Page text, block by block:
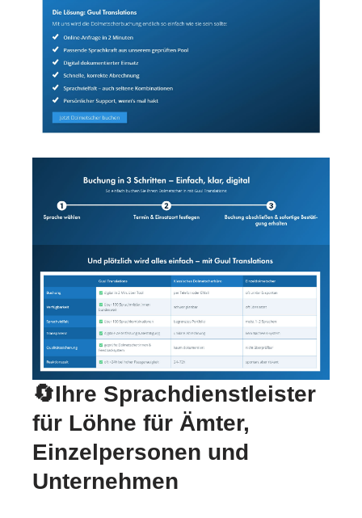
🔄Ihre Sprachdienstleister
für Löhne für Ämter,
Einzelpersonen und
Unternehmen